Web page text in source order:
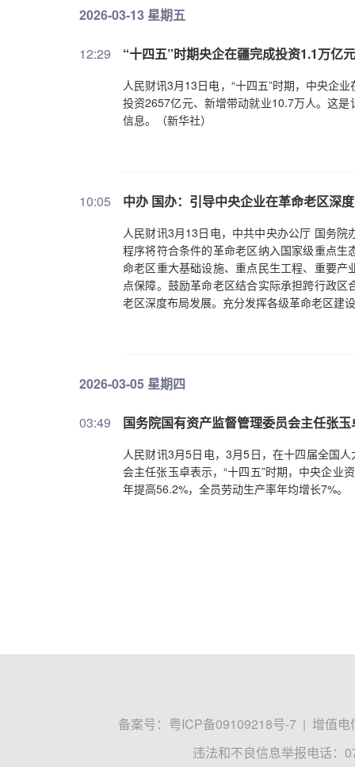
2026-03-13 星期五
12:29 “十四五”时期央企在疆完成投资1.1万亿元
人民财讯3月13日电，“十四五”时期，中央企
投资2657亿元、新增带动就业10.7万人。这
信息。（新华社）
10:05 中办 国办：引导中央企业在革命老区深
人民财讯3月13日电，中共中央办公厅 国务
程序将符合条件的革命老区纳入国家级重点
命老区重大基础设施、重点民生工程、重要
点保障。鼓励革命老区结合实际承担跨行政
老区深度布局发展。充分发挥各级革命老区建
2026-03-05 星期四
03:49 国务院国有资产监督管理委员会主任张
人民财讯3月5日电，3月5日，在十四届全国
会主任张玉卓表示，“十四五”时期，中央企业
年提高56.2%，全员劳动生产率年均增长7%。
备案号： 粤ICP备09109218号-7 | 增值电
违法和不良信息举报电话：